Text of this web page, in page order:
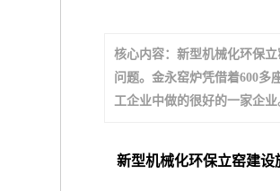
核心内容：新型机械化环保
问题。金永窑炉凭借着600多
工企业中做的很好的一家企业
新型机械化环保立窑建设